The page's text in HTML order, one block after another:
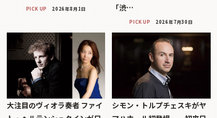
PICK UP 2026年8月1日
「渋…
PICK UP 2026年7月30日
大注目のヴィオラ奏者 ファイ
シモン・トルプチェスキがヤ